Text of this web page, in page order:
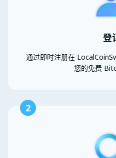
登
通过即时注册在
您的免费
2